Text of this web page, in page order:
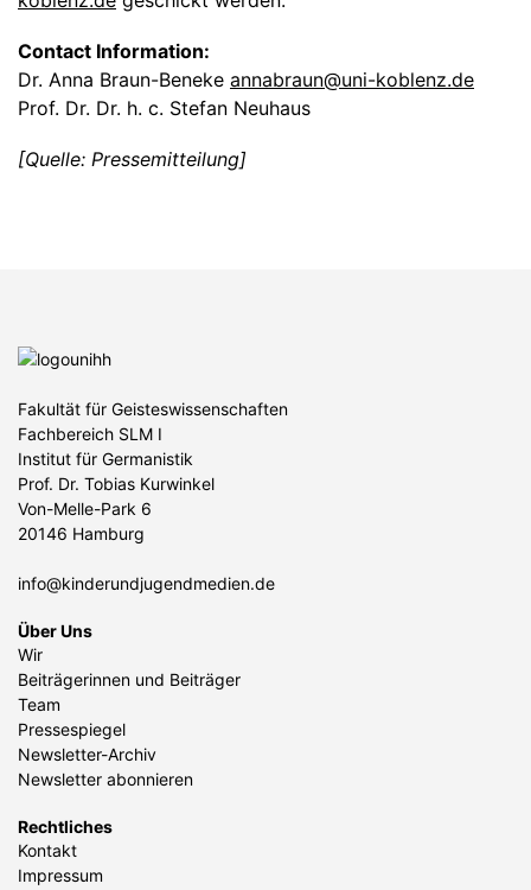
Contact Information:
Dr. Anna Braun-Beneke annabraun@uni-koblenz.de
Prof. Dr. Dr. h. c. Stefan Neuhaus
[Quelle: Pressemitteilung]
Fakultät für Geisteswissenschaften
Fachbereich SLM I
Institut für Germanistik
Prof. Dr. Tobias Kurwinkel
Von-Melle-Park 6
20146 Hamburg
info@kinderundjugendmedien.de
Über Uns
Wir
Beiträgerinnen und Beiträger
Team
Pressespiegel
Newsletter-Archiv
Newsletter abonnieren
Rechtliches
Kontakt
Impressum